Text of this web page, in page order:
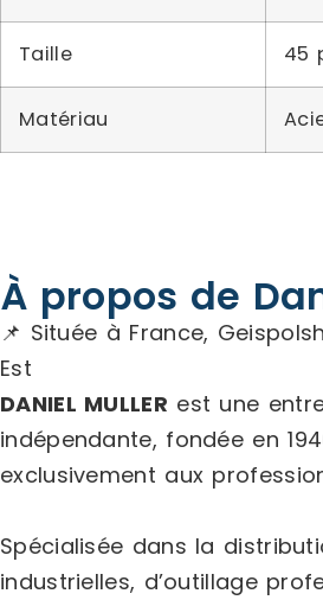
Taille 45
Matériau
À propos de
📌 Située à France,
Est
DANIEL MULLER est une
indépendante, fondée en
exclusivement aux
Spécialisée dans la
industrielles, d’outillage